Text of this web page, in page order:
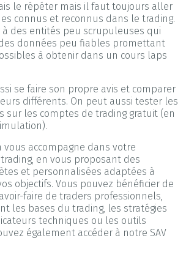
le répéter mais il faut toujours aller
connus et reconnus dans le trading.
des entités peu scrupuleuses qui
données peu fiables promettant
à obtenir dans un cours laps
se faire son propre avis et comparer
différents. On peut aussi tester les
sur les comptes de trading gratuit (en
vous accompagne dans votre
en vous proposant des
et personnalisées adaptées à
objectifs. Vous pouvez bénéficier de
faire de traders professionnels,
les bases du trading, les stratégies
techniques ou les outils
également accéder à notre SAV